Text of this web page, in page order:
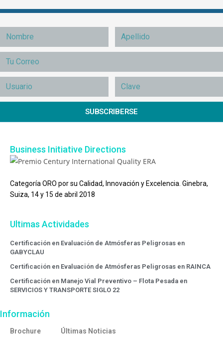
SUBSCRIBERSE
Business Initiative Directions
Categoría ORO por su Calidad, Innovación y Excelencia. Ginebra,
Suiza, 14 y 15 de abril 2018
Ultimas Actividades
Certificación en Evaluación de Atmósferas Peligrosas en
GABYCLAU
Certificación en Evaluación de Atmósferas Peligrosas en RAINCA
Certificación en Manejo Vial Preventivo – Flota Pesada en
SERVICIOS Y TRANSPORTE SIGLO 22
Información
Brochure Últimas Noticias